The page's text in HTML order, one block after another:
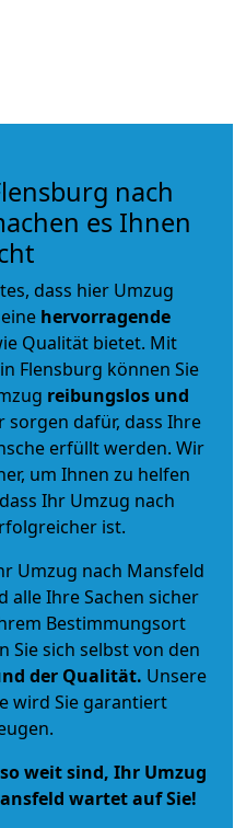
nach
es Ihnen
dass hier Umzug
hervorragende
Qualität bietet. Mit
Flensburg können Sie
reibungslos und
dafür, dass Ihre
erfüllt werden. Wir
um Ihnen zu helfen
Ihr Umzug nach
ist.
Umzug nach Mansfeld
alle Ihre Sachen sicher
Bestimmungsort
Sie sich selbst von den
der Qualität. Unsere
wird Sie garantiert
weit sind, Ihr Umzug
wartet auf Sie!